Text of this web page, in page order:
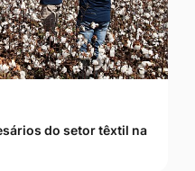
do setor têxtil na